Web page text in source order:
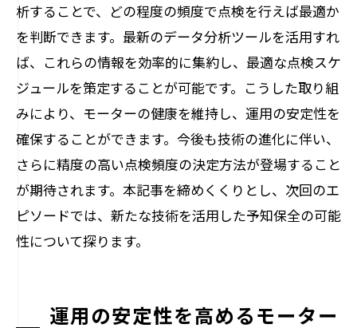
析することで、どの程度の頻度で点検を行えば最適か
を判断できます。最新のデータ分析ツールを活用すれ
ば、これらの情報を効率的に集約し、最適な点検スケ
ジュールを策定することが可能です。こうした取り組
みにより、モーターの健康を維持し、運用の安定性を
確保することができます。今後も技術の進化に伴い、
さらに精度の高い点検頻度の決定方法が登場すること
が期待されます。本記事を締めくくりとし、次回のエ
ピソードでは、新たな技術を活用した予知保全の可能
性について探ります。
運用の安定性を高めるモーター